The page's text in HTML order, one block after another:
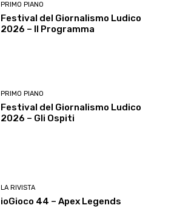
PRIMO PIANO
Festival del Giornalismo Ludico
2026 – Il Programma
PRIMO PIANO
Festival del Giornalismo Ludico
2026 – Gli Ospiti
LA RIVISTA
ioGioco 44 – Apex Legends